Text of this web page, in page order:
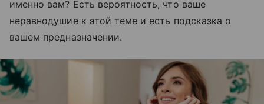
именно вам? Есть вероятность, что ваше
неравнодушие к этой теме и есть подсказка о
вашем предназначении.